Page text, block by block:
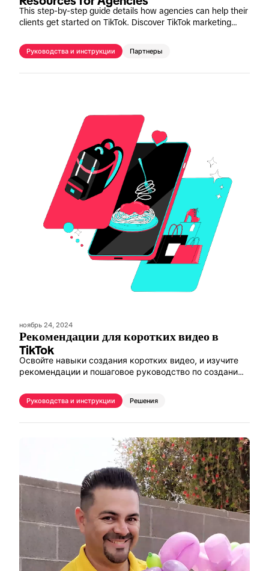
This step-by-step guide details how agencies can help their
clients get started on TikTok. Discover TikTok marketing
perfect pitch.
Руководства и инструкции Партнеры
ноябрь 24, 2024
Рекомендации для коротких видео в
TikTok
Освойте навыки создания коротких видео, и изучите
рекомендации и пошаговое руководство по созданию
вовлеченности.
Руководства и инструкции Решения